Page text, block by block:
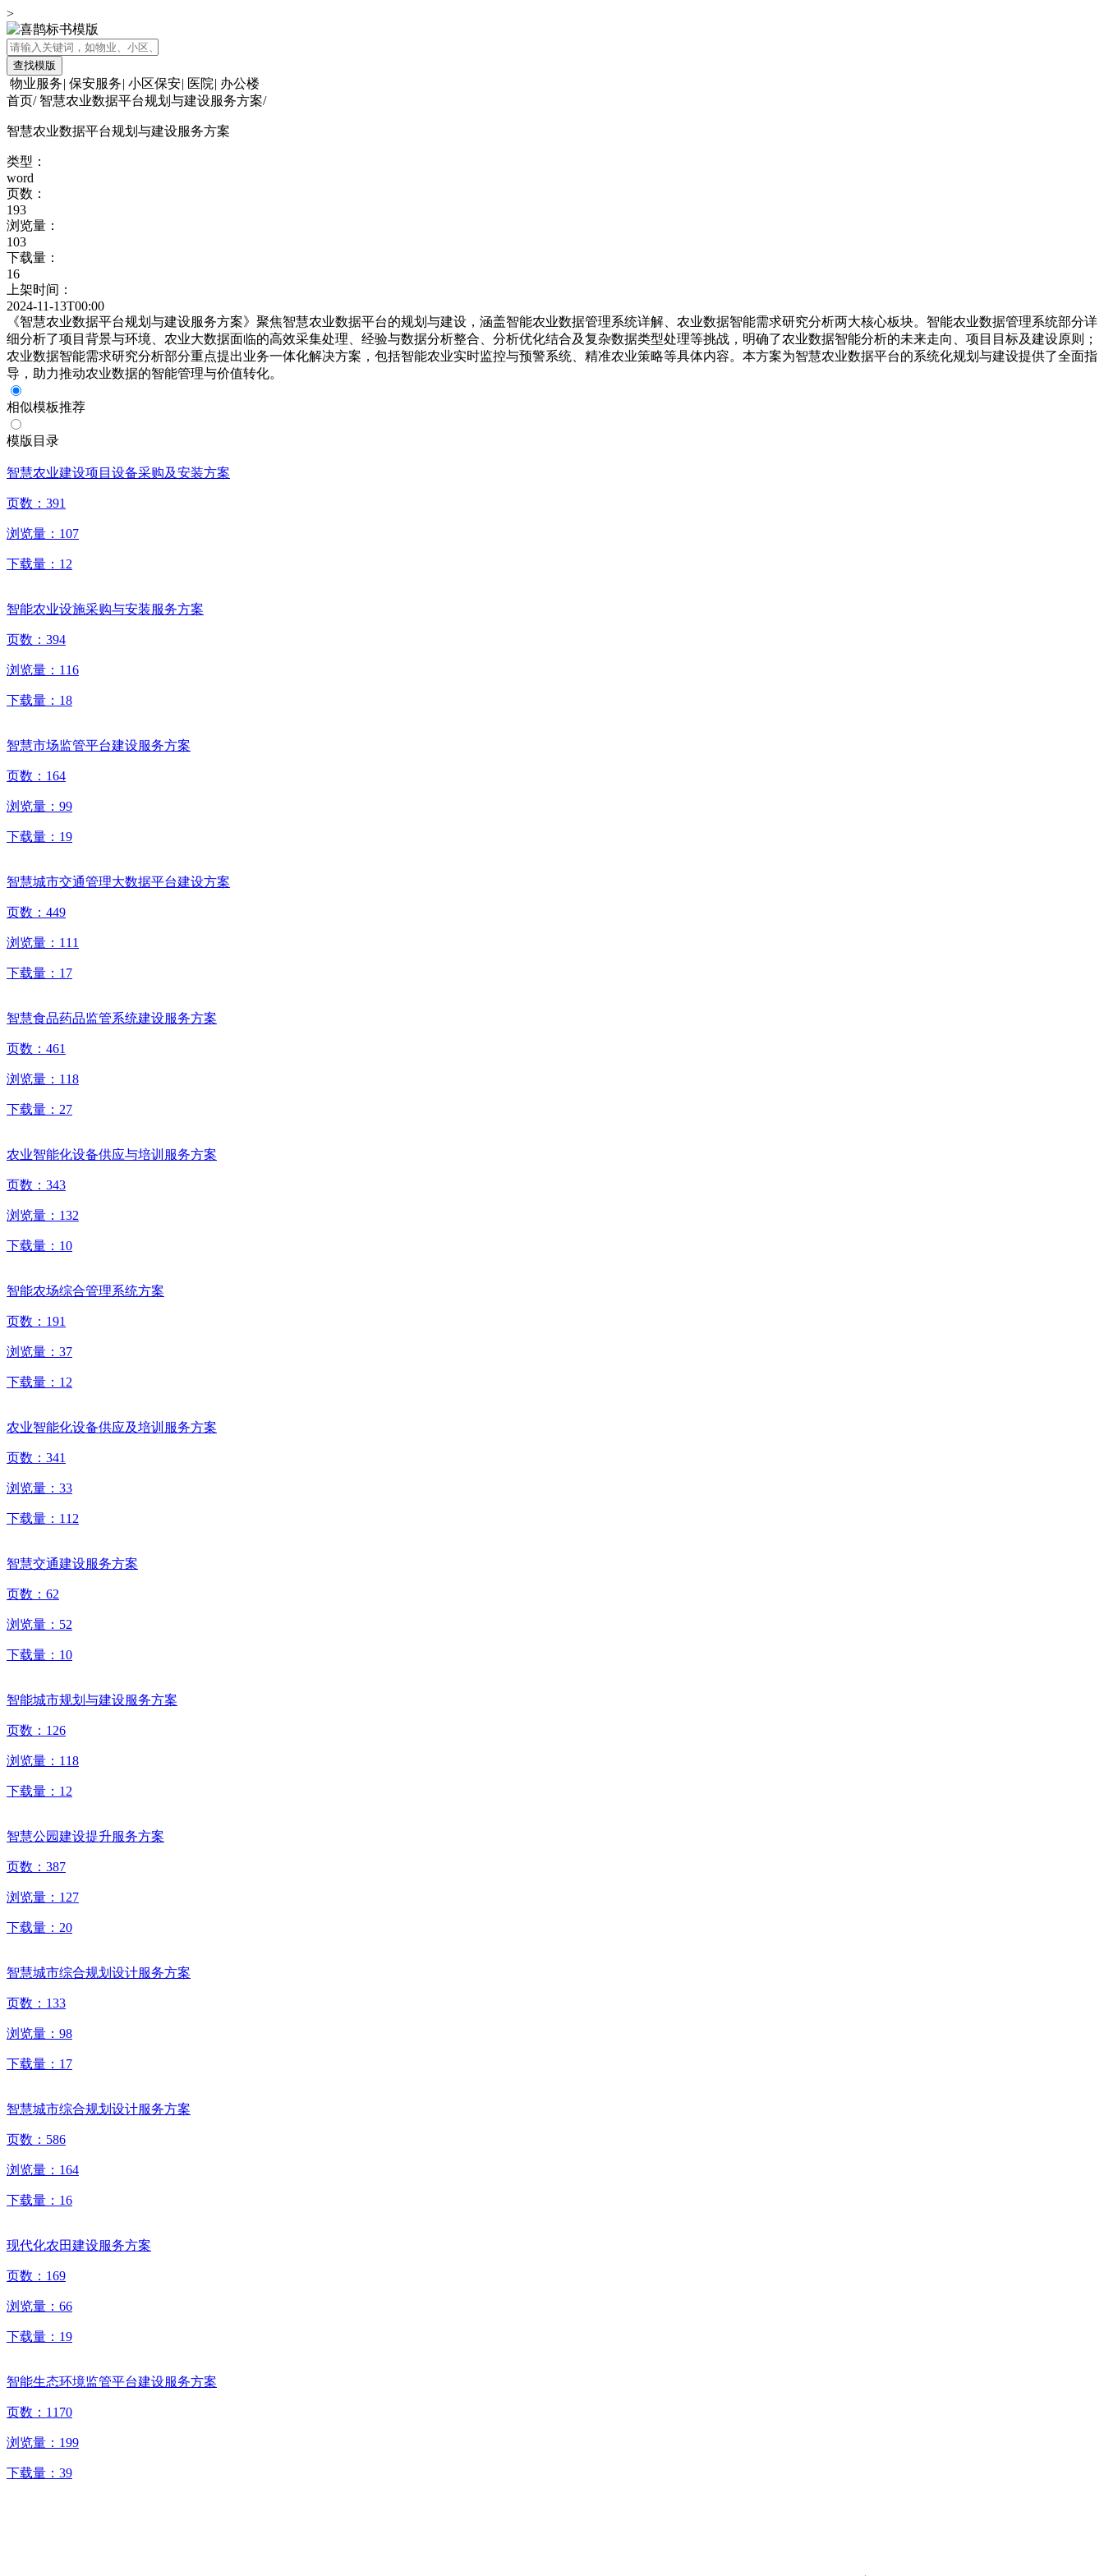
>
查找模版
物业服务| 保安服务| 小区保安| 医院| 办公楼
首页/ 智慧农业数据平台规划与建设服务方案/
智慧农业数据平台规划与建设服务方案
类型：
word
页数：
193
浏览量：
103
下载量：
16
上架时间：
2024-11-13T00:00
《智慧农业数据平台规划与建设服务方案》聚焦智慧农业数据平台的规划与建设，涵盖智能农业数据管理系统详解、农业数据智能需求研究分析两大核心板块。智能农业数据管理系统部分详
细分析了项目背景与环境、农业大数据面临的高效采集处理、经验与数据分析整合、分析优化结合及复杂数据类型处理等挑战，明确了农业数据智能分析的未来走向、项目目标及建设原则；
农业数据智能需求研究分析部分重点提出业务一体化解决方案，包括智能农业实时监控与预警系统、精准农业策略等具体内容。本方案为智慧农业数据平台的系统化规划与建设提供了全面指
导，助力推动农业数据的智能管理与价值转化。
相似模板推荐
模版目录
智慧农业建设项目设备采购及安装方案
页数： 391
浏览量： 107
下载量： 12
智能农业设施采购与安装服务方案
页数： 394
浏览量： 116
下载量： 18
智慧市场监管平台建设服务方案
页数： 164
浏览量： 99
下载量： 19
智慧城市交通管理大数据平台建设方案
页数： 449
浏览量： 111
下载量： 17
智慧食品药品监管系统建设服务方案
页数： 461
浏览量： 118
下载量： 27
农业智能化设备供应与培训服务方案
页数： 343
浏览量： 132
下载量： 10
智能农场综合管理系统方案
页数： 191
浏览量： 37
下载量： 12
农业智能化设备供应及培训服务方案
页数： 341
浏览量： 33
下载量： 112
智慧交通建设服务方案
页数： 62
浏览量： 52
下载量： 10
智能城市规划与建设服务方案
页数： 126
浏览量： 118
下载量： 12
智慧公园建设提升服务方案
页数： 387
浏览量： 127
下载量： 20
智慧城市综合规划设计服务方案
页数： 133
浏览量： 98
下载量： 17
智慧城市综合规划设计服务方案
页数： 586
浏览量： 164
下载量： 16
现代化农田建设服务方案
页数： 169
浏览量： 66
下载量： 19
智能生态环境监管平台建设服务方案
页数： 1170
浏览量： 199
下载量： 39